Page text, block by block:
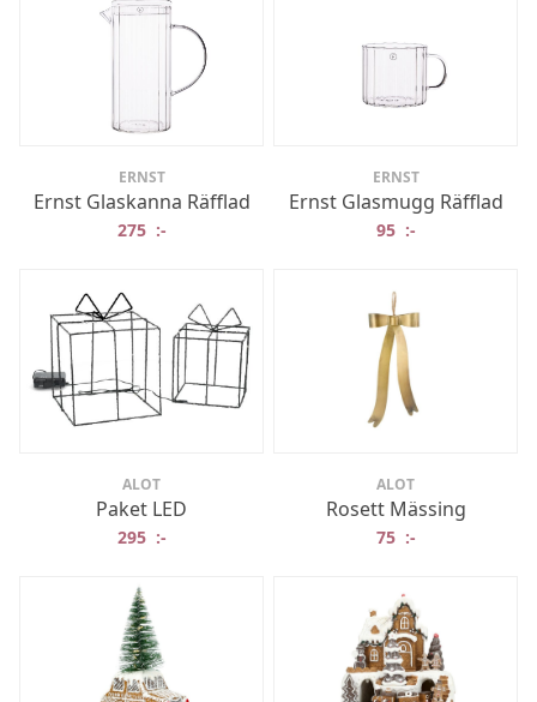
ERNST
Ernst Glaskanna Räfflad
275 :-
ERNST
Ernst Glasmugg Räfflad
95 :-
ALOT
Paket LED
295 :-
ALOT
Rosett Mässing
75 :-